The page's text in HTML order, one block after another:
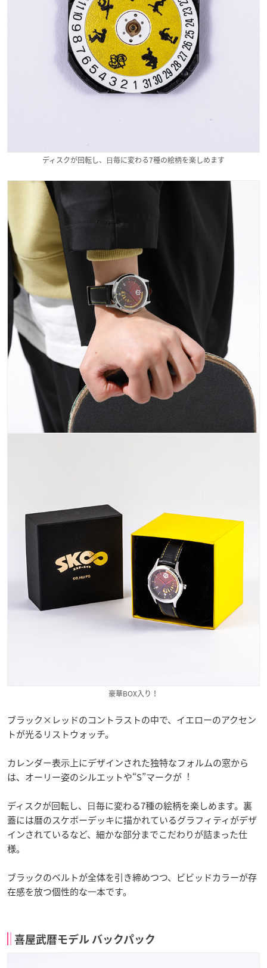
ディスクが回転し、⽇毎に変わる7種の絵柄を楽しめます
豪華BOX入り！
ブラック×レッドのコントラストの中で、イエローのアクセン
トが光るリストウォッチ。
カレンダー表⽰上にデザインされた独特なフォルムの窓から
は、オーリー姿のシルエットや“S”マークが︕
ディスクが回転し、⽇毎に変わる7種の絵柄を楽しめます。裏
蓋には暦のスケボーデッキに描かれているグラフィティがデザ
インされているなど、細かな部分までこだわりが詰まった仕
様。
ブラックのベルトが全体を引き締めつつ、ビビッドカラーが存
在感を放つ個性的な⼀本です。
喜屋武暦モデル バックパック